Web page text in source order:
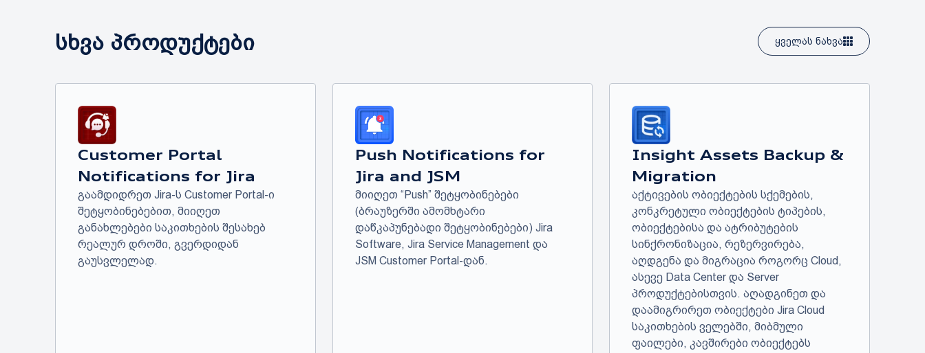
სხვა პროდუქტები ყველას ნახვა
Customer Portal
Notifications for Jira
გაამდიდრეთ Jira-ს Customer Portal-ი
შეტყობინებებით, მიიღეთ
განახლებები საკითხების შესახებ
რეალურ დროში, გვერდიდან
გაუსვლელად.
Push Notifications for
Jira and JSM
მიიღეთ “Push” შეტყობინებები
(ბრაუზერში ამომხტარი
დაწკაპუნებადი შეტყობინებები) Jira
Software, Jira Service Management და
JSM Customer Portal-დან.
Insight Assets Backup &
Migration
აქტივების ობიექტების სქემების,
კონკრეტული ობიექტების ტიპების,
ობიექტებისა და ატრიბუტების
სინქრონიზაცია, რეზერვირება,
აღდგენა და მიგრაცია როგორც Cloud,
ასევე Data Center და Server
პროდუქტებისთვის. აღადგინეთ და
დაამიგრირეთ ობიექტები Jira Cloud
საკითხების ველებში, მიბმული
ფაილები, კავშირები ობიექტებს